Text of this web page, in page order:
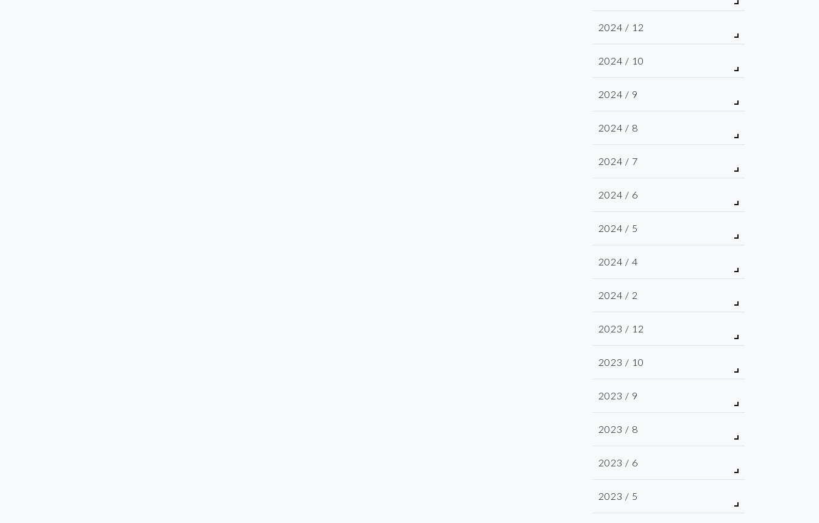
2024 / 12
2024 / 10
2024 / 9
2024 / 8
2024 / 7
2024 / 6
2024 / 5
2024 / 4
2024 / 2
2023 / 12
2023 / 10
2023 / 9
2023 / 8
2023 / 6
2023 / 5